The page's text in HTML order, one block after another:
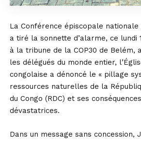
La Conférence épiscopale nationale
a tiré la sonnette d’alarme, ce lundi
à la tribune de la COP30 de Belém,
les délégués du monde entier,
congolaise a dénoncé le « pillage
ressources naturelles de la
du Congo (RDC) et ses
dévastatrices.
Dans un message sans concession,